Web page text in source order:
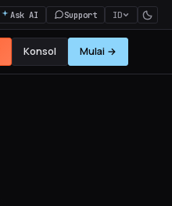
Ask AI Support ID
Konsol Mulai →